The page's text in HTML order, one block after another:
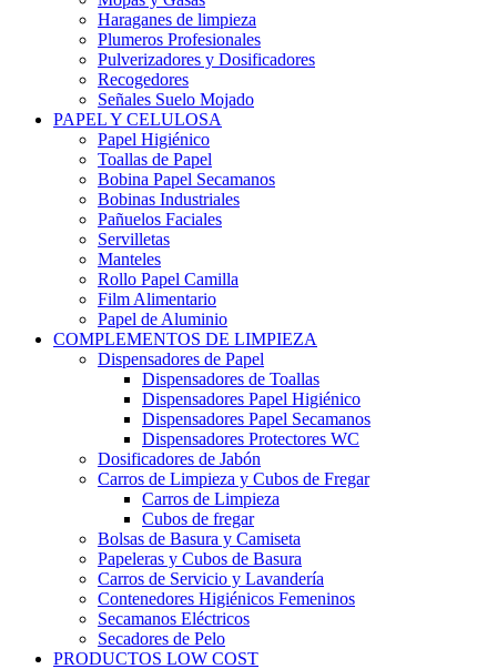
Haraganes de limpieza
Plumeros Profesionales
Pulverizadores y Dosificadores
Recogedores
Señales Suelo Mojado
PAPEL Y CELULOSA
Papel Higiénico
Toallas de Papel
Bobina Papel Secamanos
Bobinas Industriales
Pañuelos Faciales
Servilletas
Manteles
Rollo Papel Camilla
Film Alimentario
Papel de Aluminio
COMPLEMENTOS DE LIMPIEZA
Dispensadores de Papel
Dispensadores de Toallas
Dispensadores Papel Higiénico
Dispensadores Papel Secamanos
Dispensadores Protectores WC
Dosificadores de Jabón
Carros de Limpieza y Cubos de Fregar
Carros de Limpieza
Cubos de fregar
Bolsas de Basura y Camiseta
Papeleras y Cubos de Basura
Carros de Servicio y Lavandería
Contenedores Higiénicos Femeninos
Secamanos Eléctricos
Secadores de Pelo
PRODUCTOS LOW COST